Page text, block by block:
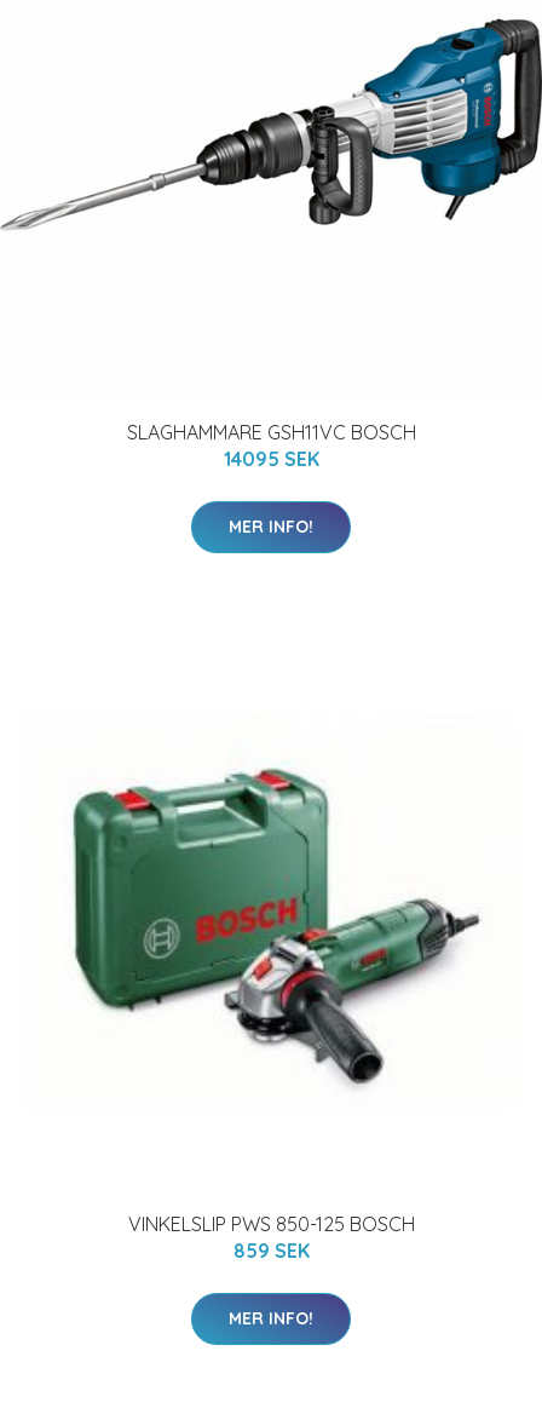
SLAGHAMMARE GSH11VC BOSCH
14095 SEK
MER INFO!
VINKELSLIP PWS 850-125 BOSCH
859 SEK
MER INFO!